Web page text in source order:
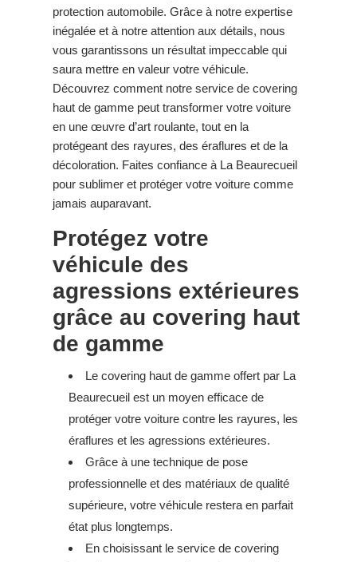
protection automobile. Grâce à notre expertise
inégalée et à notre attention aux détails, nous
vous garantissons un résultat impeccable qui
saura mettre en valeur votre véhicule.
Découvrez comment notre service de covering
haut de gamme peut transformer votre voiture
en une œuvre d’art roulante, tout en la
protégeant des rayures, des éraflures et de la
décoloration. Faites confiance à La Beaurecueil
pour sublimer et protéger votre voiture comme
jamais auparavant.
Protégez votre
véhicule des
agressions extérieures
grâce au covering haut
de gamme
Le covering haut de gamme offert par La
Beaurecueil est un moyen efficace de
protéger votre voiture contre les rayures, les
éraflures et les agressions extérieures.
Grâce à une technique de pose
professionnelle et des matériaux de qualité
supérieure, votre véhicule restera en parfait
état plus longtemps.
En choisissant le service de covering